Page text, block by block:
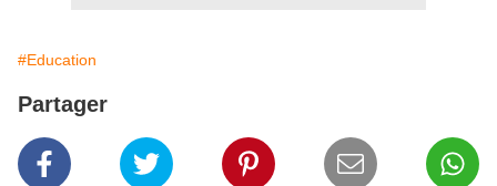
#Education
Partager